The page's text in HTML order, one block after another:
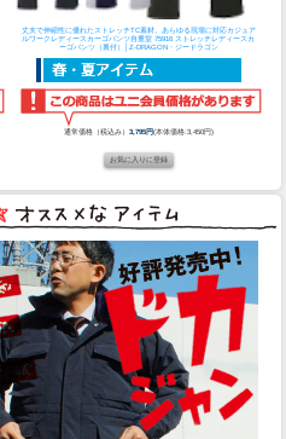
丈夫で伸縮性に優れたストレッチTC素材。あらゆる現場に対応カジュア
ルワークレディースカーゴパンツ自重堂 75916 ストレッチレディースカ
ーゴパンツ（裏付）│Z-DRAGON・ジードラゴン
通常価格（税込み） 3,795円(本体価格:3,450円)